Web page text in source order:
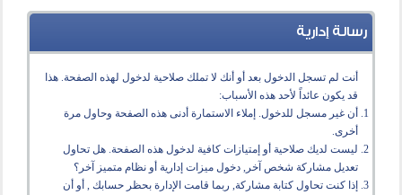
رسالة إدارية
أنت لم تسجل الدخول بعد أو أنك لا تملك صلاحية لدخول لهذه الصفحة. هذا
قد يكون عائداً لأحد هذه الأسباب:
أن غير مسجل للدخول. إملاء الاستمارة أدنى هذه الصفحة وحاول مرة
أخرى.
ليست لديك صلاحية أو إمتيازات كافية لدخول هذه الصفحة. هل تحاول
تعديل مشاركة شخص آخر, دخول ميزات إدارية أو نظام متميز آخر؟
إذا كنت تحاول كتابة مشاركة, ربما قامت الإدارة بحظر حسابك , أو أن